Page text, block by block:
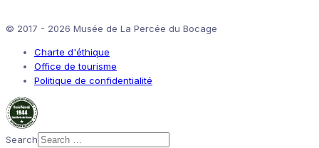
© 2017 - 2026 Musée de La Percée du Bocage
Charte d'éthique
Office de tourisme
Politique de confidentialité
Search